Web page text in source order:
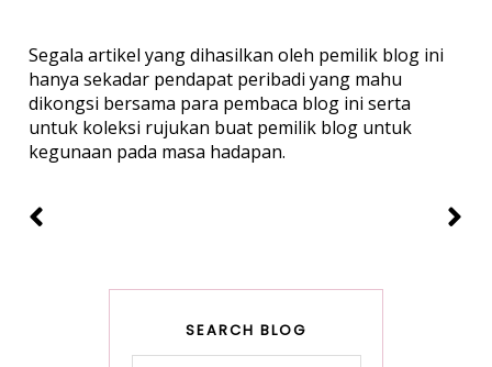
Segala artikel yang dihasilkan oleh pemilik blog ini
hanya sekadar pendapat peribadi yang mahu
dikongsi bersama para pembaca blog ini serta
untuk koleksi rujukan buat pemilik blog untuk
kegunaan pada masa hadapan.
SEARCH BLOG